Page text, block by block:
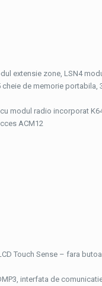
extensie zone, LSN4
cheie de memorie portabila,
modul radio incorporat
ACM12
Touch Sense – fara
interfata de comunicatie